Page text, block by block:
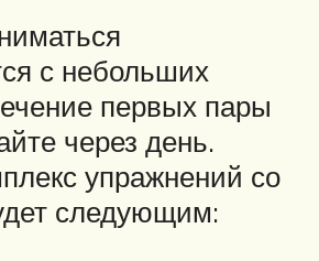
с небольших
первых пары
через день.
упражнений со
следующим: